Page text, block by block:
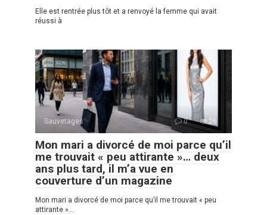
Elle est rentrée plus tôt et a renvoyé la femme qui avait
réussi à
Sauvetages 0 26
Mon mari a divorcé de moi parce qu’il
me trouvait « peu attirante »… deux
ans plus tard, il m’a vue en
couverture d’un magazine
Mon mari a divorcé de moi parce qu’il me trouvait « peu
attirante »…